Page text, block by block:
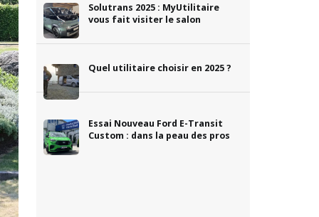
Solutrans 2025 : MyUtilitaire
vous fait visiter le salon
Quel utilitaire choisir en 2025 ?
Essai Nouveau Ford E-Transit
Custom : dans la peau des pros